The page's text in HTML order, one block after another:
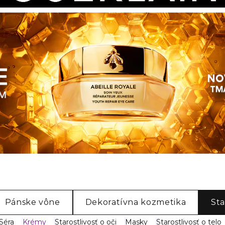
Pánske vône Dekoratívna kozmetika
Krémy Starostlivosť o oči Masky Starostlivosť o telo